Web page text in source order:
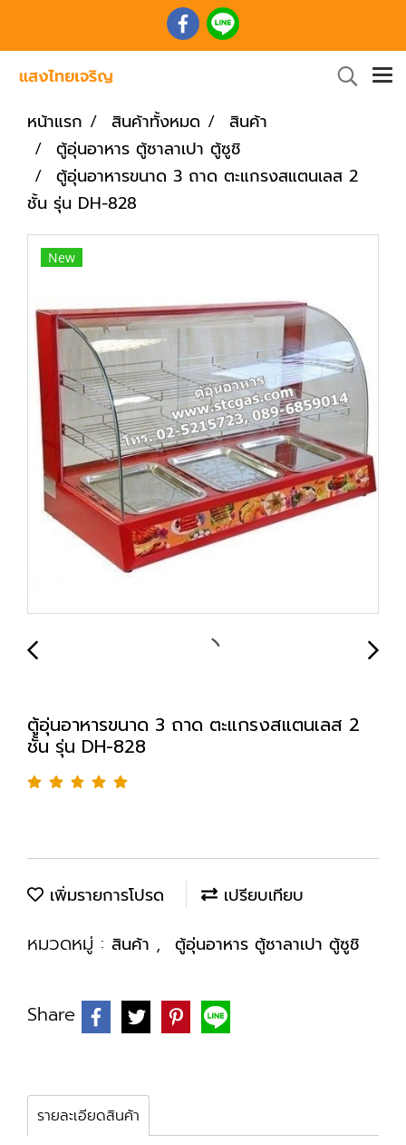
หน้าแรก สินค้าทั้งหมด
สินค้า
ตู้อุ่นอาหาร ตู้ซาลาเปา ตู้ซูชิ
ตู้อุ่นอาหารขนาด 3 ถาด ตะแกรงสแตนเลส 2
ชั้น รุ่น DH-828
New
ตู้อุ่นอาหารขนาด 3 ถาด ตะแกรงสแตนเลส 2
ชั้น รุ่น DH-828
เพิ่มรายการโปรด เปรียบเทียบ
หมวดหมู่ : สินค้า , ตู้อุ่นอาหาร ตู้ซาลาเปา ตู้ซูชิ
Share
รายละเอียดสินค้า